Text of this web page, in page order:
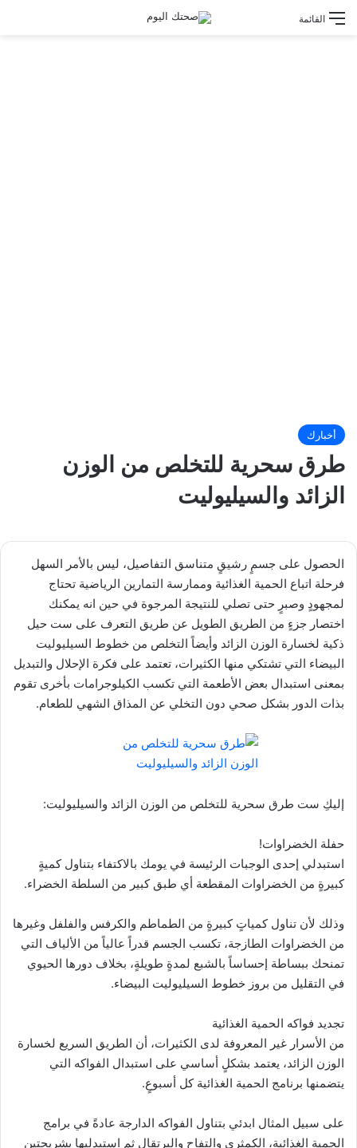
القائمة
أخبارك
طرق سحرية للتخلص من الوزن
الزائد والسيليوليت
الحصول على جسمٍ رشيقٍ متناسق التفاصيل، ليس بالأمر السهل
فرحلة اتباع الحمية الغذائية وممارسة التمارين الرياضية تحتاج
لمجهودٍ وصبرٍ حتى تصلي للنتيجة المرجوة في حين انه يمكنك
اختصار جزءٍ من الطريق الطويل عن طريق التعرف على ست حيل
ذكية لخسارة الوزن الزائد وأيضاً التخلص من خطوط السيليوليت
البيضاء التي تشتكي منها الكثيرات، تعتمد على فكرة الإحلال والتبديل
بمعنى استبدال بعض الأطعمة التي تكسب الكيلوجرامات بأخرى تقوم
بذات الدور بشكل صحي دون التخلي عن المذاق الشهي للطعام.
إليكِ ست طرق سحرية للتخلص من الوزن الزائد والسيليوليت:
حفلة الخضراوات!
استبدلي إحدى الوجبات الرئيسة في يومك بالاكتفاء بتناول كميةٍ
كبيرةٍ من الخضراوات المقطعة أي طبق كبير من السلطة الخضراء.
وذلك لأن تناول كمياتٍ كبيرةٍ من الطماطم والكرفس والفلفل وغيرها
من الخضراوات الطازجة، تكسب الجسم قدراً عالياً من الألياف التي
تمنحك ببساطة إحساساً بالشبع لمدةٍ طويلةٍ، بخلاف دورها الحيوي
في التقليل من بروز خطوط السيليوليت البيضاء.
تجديد فواكه الحمية الغذائية
من الأسرار غير المعروفة لدى الكثيرات، أن الطريق السريع لخسارة
الوزن الزائد، يعتمد بشكلٍ أساسي على استبدال الفواكه التي
يتضمنها برنامج الحمية الغذائية كل أسبوعٍ.
على سبيل المثال ابدئي بتناول الفواكه الدارجة عادةً في برامج
الحمية الغذائية، الكمثرى والتفاح والبرتقال ثم استبدليها بشريحتين